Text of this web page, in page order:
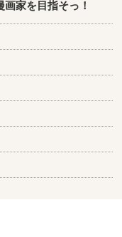
家を目指そっ！